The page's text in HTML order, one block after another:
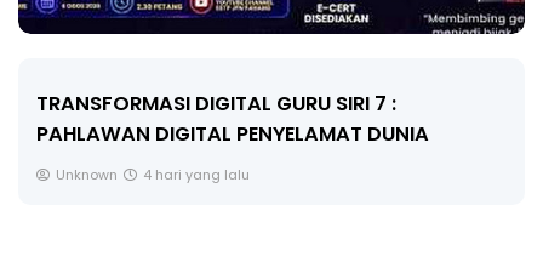
MAJLIS ANUGERAH FFK (FESTIVAL LENSA
PENDIDIKAN - FLeP) 2026
Unknown 5 hari yang lalu